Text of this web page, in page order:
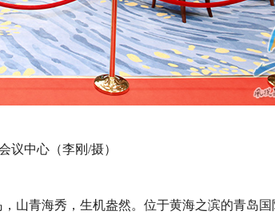
议中心（李刚/摄）
山青海秀，生机盎然。位于黄海之滨的青岛国